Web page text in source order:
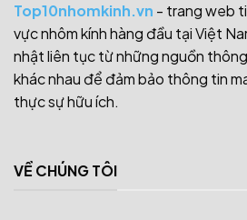
Top10nhomkinh.vn - trang web
vực nhôm kính hàng đầu tại Việt
nhật liên tục từ những nguồn
khác nhau để đảm bảo thông tin
thực sự hữu ích.
VỀ CHÚNG TÔI